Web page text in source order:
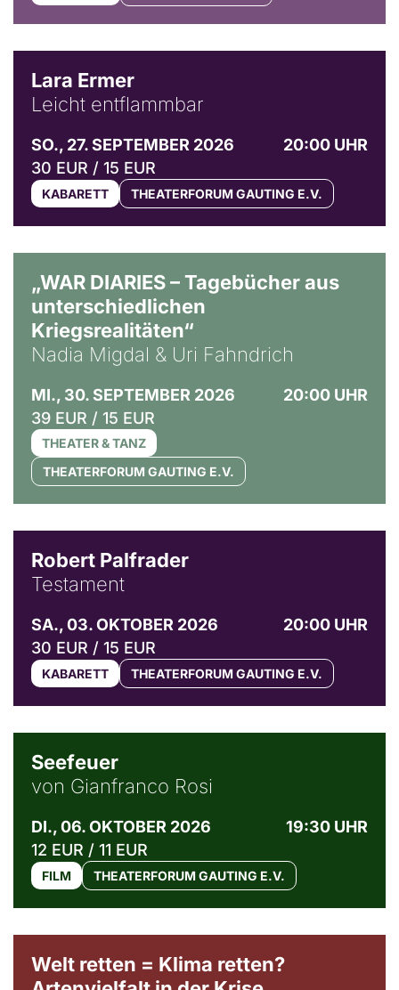
Lara Ermer
Leicht entflammbar
SO., 27. SEPTEMBER 2026
20:00 UHR
30 EUR / 15 EUR
KABARETT THEATERFORUM GAUTING E.V.
„WAR DIARIES – Tagebücher aus
unterschiedlichen
Kriegsrealitäten“
Nadia Migdal & Uri Fahndrich
MI., 30. SEPTEMBER 2026
20:00 UHR
39 EUR / 15 EUR
THEATER & TANZ
THEATERFORUM GAUTING E.V.
Robert Palfrader
Testament
SA., 03. OKTOBER 2026
20:00 UHR
30 EUR / 15 EUR
KABARETT THEATERFORUM GAUTING E.V.
Seefeuer
von Gianfranco Rosi
DI., 06. OKTOBER 2026
19:30 UHR
12 EUR / 11 EUR
FILM THEATERFORUM GAUTING E.V.
Welt retten = Klima retten?